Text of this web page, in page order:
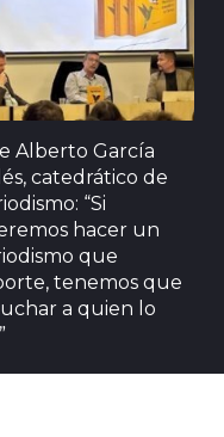
Alberto García
catedrático de
“Si
hacer un
que
tenemos que
a quien lo